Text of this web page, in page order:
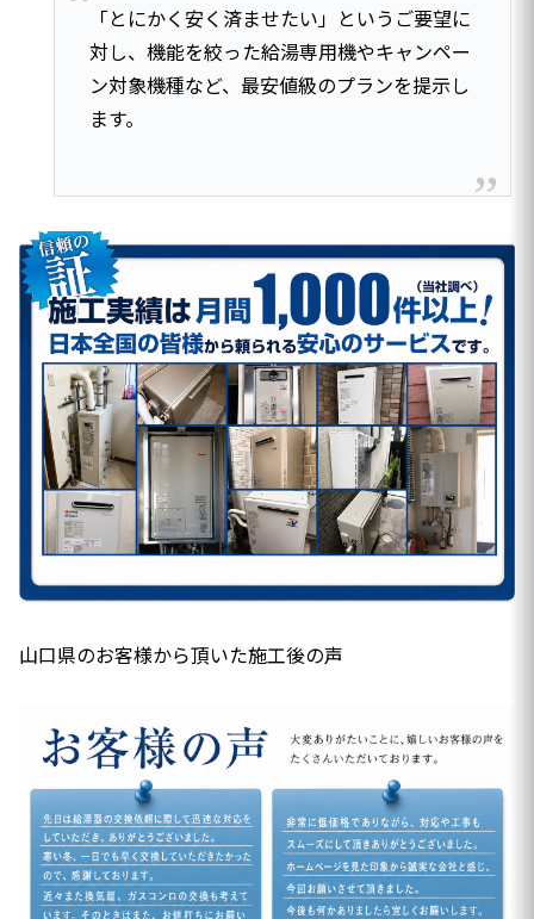
「とにかく安く済ませたい」というご要望に
対し、機能を絞った給湯専用機やキャンペー
ン対象機種など、最安値級のプランを提示し
ます。
山口県のお客様から頂いた施工後の声